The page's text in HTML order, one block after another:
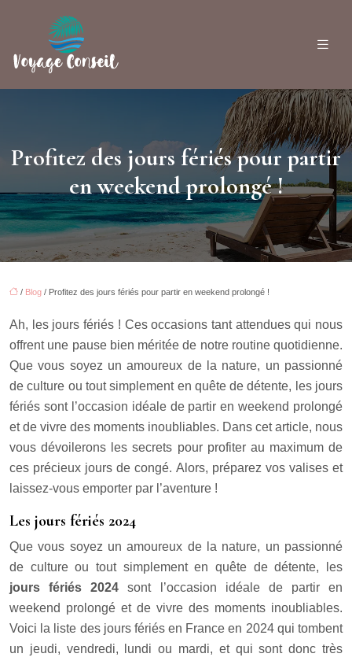
Profitez des jours fériés pour partir
en weekend prolongé !
/ Blog / Profitez des jours fériés pour partir en weekend prolongé !
Ah, les jours fériés ! Ces occasions tant attendues qui nous
offrent une pause bien méritée de notre routine quotidienne.
Que vous soyez un amoureux de la nature, un passionné
de culture ou tout simplement en quête de détente, les jours
fériés sont l’occasion idéale de partir en weekend prolongé
et de vivre des moments inoubliables. Dans cet article, nous
vous dévoilerons les secrets pour profiter au maximum de
ces précieux jours de congé. Alors, préparez vos valises et
laissez-vous emporter par l’aventure !
Les jours fériés 2024
Que vous soyez un amoureux de la nature, un passionné
de culture ou tout simplement en quête de détente, les
jours fériés 2024 sont l’occasion idéale de partir en
weekend prolongé et de vivre des moments inoubliables.
Voici la liste des jours fériés en France en 2024 qui tombent
un jeudi, vendredi, lundi ou mardi, et qui sont donc très